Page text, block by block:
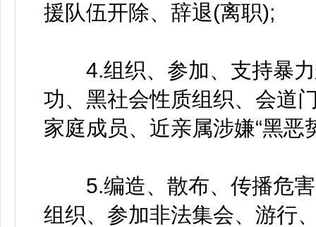
援队伍开除、辞退(离职);
4.组织、参加、支持暴力
功、黑社会性质组织、会道
家庭成员、近亲属涉嫌“黑
5.编造、散布、传播危害
组织、参加非法集会、游行